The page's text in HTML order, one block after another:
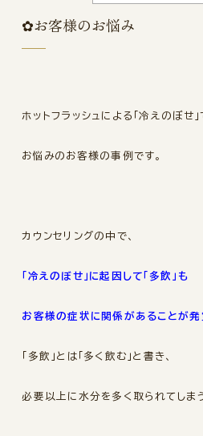
✿お客様のお悩み
ホットフラッシュによる「冷えのぼせ」
お悩みのお客様の事例です。
カウンセリングの中で、
「冷えのぼせ」に起因して「多飲」も
お客様の症状に関係があることが発
「多飲」とは「多く飲む」と書き、
必要以上に水分を多く取られてしま